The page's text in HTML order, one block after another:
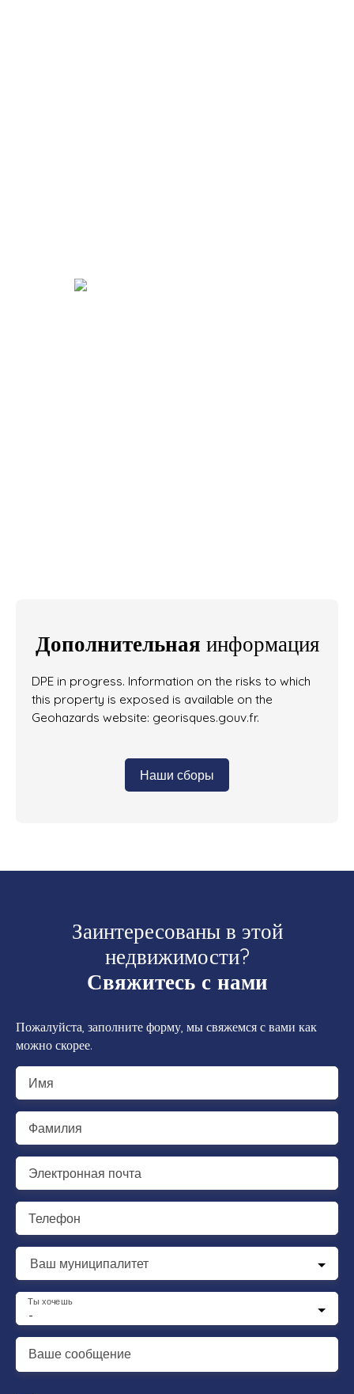
Дополнительная информация
DPE in progress. Information on the risks to which
this property is exposed is available on the
Geohazards website: georisques.gouv.fr.
Наши сборы
Заинтересованы в этой
недвижимости?
Свяжитесь с нами
Пожалуйста, заполните форму, мы свяжемся с вами как
можно скорее.
Имя
Фамилия
Электронная почта
Телефон
Ваш муниципалитет
-
Ты хочешь
Ваше сообщение